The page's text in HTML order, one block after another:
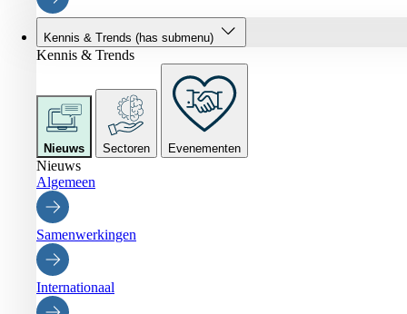
Kennis & Trends (has submenu)
Kennis & Trends
Nieuws Sectoren Evenementen
Nieuws
Algemeen
Samenwerkingen
Internationaal